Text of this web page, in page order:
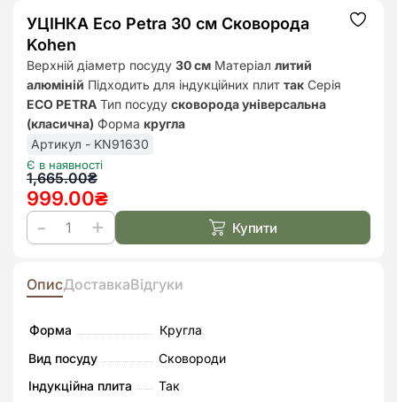
УЦІНКА Eco Petra 30 см Сковорода
Kohen
Верхній діаметр посуду 30 см Матеріал литий
алюміній Підходить для індукційних плит так Серія
ECO PETRA Тип посуду сковорода універсальна
(класична) Форма кругла
Артикул - KN91630
Є в наявності
1,665.00₴
Оригінальна
ціна:
1,665.00₴.
999.00₴
Поточна
ціна:
999.00₴.
УЦІНКА
Petra
см
Kohen
кількість
Купити
ОписДоставкаВідгуки
Форма
Кругла
Вид посуду
Сковороди
Індукційна плита
Так